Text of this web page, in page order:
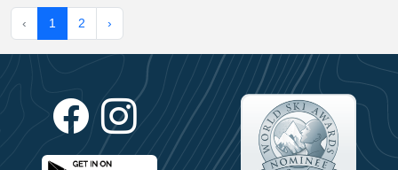
‹ 1 2 ›